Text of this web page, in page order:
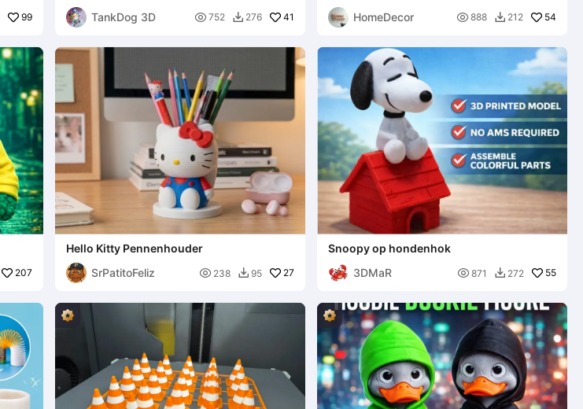
99
TankDog 3D
 752  276 41
HomeDecor
 888  212 54
207
Hello Kitty Pennenhouder
SrPatitoFeliz
 238  95 27
Snoopy op hondenhok
3DMaR
 871  272 55